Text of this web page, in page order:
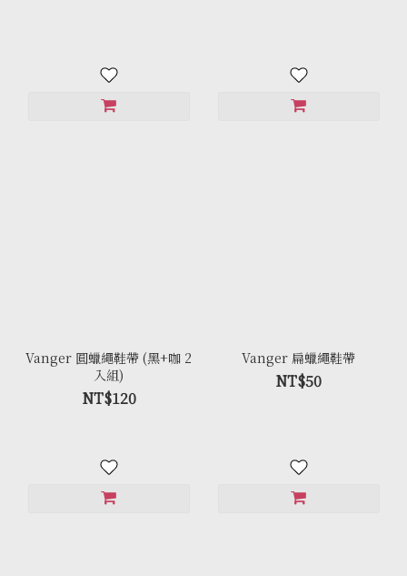
Vanger 圓蠟繩鞋帶 (黑+咖 2
入組)
NT$120
Vanger 扁蠟繩鞋帶
NT$50